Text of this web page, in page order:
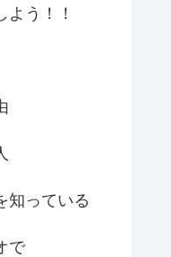
よう！！
知っている
で